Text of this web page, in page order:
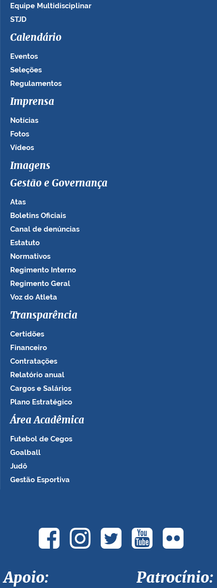
Equipe Multidisciplinar
STJD
Calendário
Eventos
Seleções
Regulamentos
Imprensa
Notícias
Fotos
Vídeos
Imagens
Gestão e Governança
Atas
Boletins Oficiais
Canal de denúncias
Estatuto
Normativos
Regimento Interno
Regimento Geral
Voz do Atleta
Transparência
Certidões
Financeiro
Contratações
Relatório anual
Cargos e Salários
Plano Estratégico
Área Acadêmica
Futebol de Cegos
Goalball
Judô
Gestão Esportiva
Apoio: Patrocínio: